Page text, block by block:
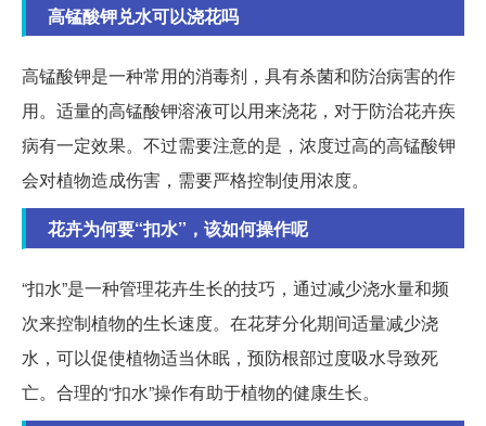
高锰酸钾兑水可以浇花吗
高锰酸钾是一种常用的消毒剂，具有杀菌和防治病害的作
用。适量的高锰酸钾溶液可以用来浇花，对于防治花卉疾
病有一定效果。不过需要注意的是，浓度过高的高锰酸钾
会对植物造成伤害，需要严格控制使用浓度。
花卉为何要“扣水”，该如何操作呢
“扣水”是一种管理花卉生长的技巧，通过减少浇水量和频
次来控制植物的生长速度。在花芽分化期间适量减少浇
水，可以促使植物适当休眠，预防根部过度吸水导致死
亡。合理的“扣水”操作有助于植物的健康生长。